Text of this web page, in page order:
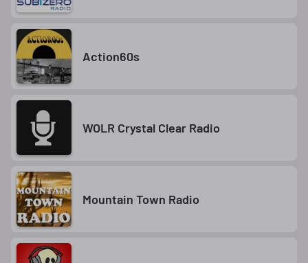
Action60s
WOLR Crystal Clear Radio
Mountain Town Radio